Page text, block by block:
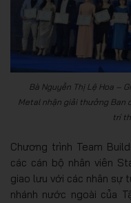
Bà Nguyễn Thị Lệ Hoa –
Metal nhận giải thưởng Ban
trí
Chương trình Team
các cán bộ nhân viên
giao lưu với các nhân sự
nhánh nước ngoài của